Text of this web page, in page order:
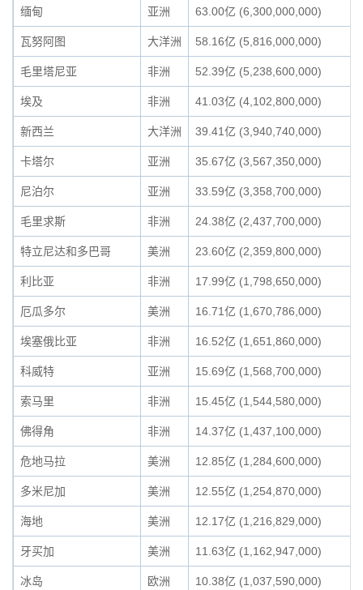
缅甸 亚洲 63.00亿 (6,300,000,000)
瓦努阿图 大洋洲 58.16亿 (5,816,000,000)
毛里塔尼亚 非洲 52.39亿 (5,238,600,000)
埃及 非洲 41.03亿 (4,102,800,000)
新西兰 大洋洲 39.41亿 (3,940,740,000)
卡塔尔 亚洲 35.67亿 (3,567,350,000)
尼泊尔 亚洲 33.59亿 (3,358,700,000)
毛里求斯 非洲 24.38亿 (2,437,700,000)
特立尼达和多巴哥 美洲 23.60亿 (2,359,800,000)
利比亚 非洲 17.99亿 (1,798,650,000)
厄瓜多尔 美洲 16.71亿 (1,670,786,000)
埃塞俄比亚 非洲 16.52亿 (1,651,860,000)
科威特 亚洲 15.69亿 (1,568,700,000)
索马里 非洲 15.45亿 (1,544,580,000)
佛得角 非洲 14.37亿 (1,437,100,000)
危地马拉 美洲 12.85亿 (1,284,600,000)
多米尼加 美洲 12.55亿 (1,254,870,000)
海地 美洲 12.17亿 (1,216,829,000)
牙买加 美洲 11.63亿 (1,162,947,000)
冰岛 欧洲 10.38亿 (1,037,590,000)